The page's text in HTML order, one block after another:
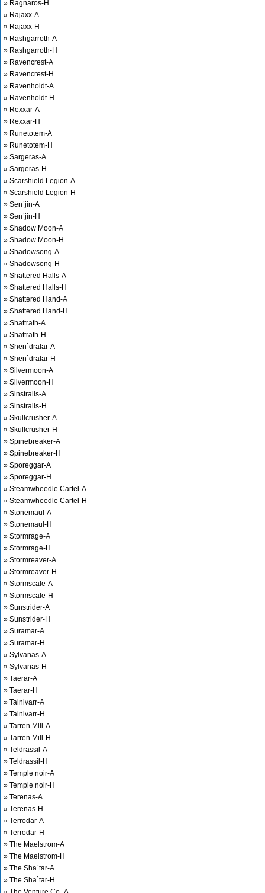
» Ragnaros-H
» Rajaxx-A
» Rajaxx-H
» Rashgarroth-A
» Rashgarroth-H
» Ravencrest-A
» Ravencrest-H
» Ravenholdt-A
» Ravenholdt-H
» Rexxar-A
» Rexxar-H
» Runetotem-A
» Runetotem-H
» Sargeras-A
» Sargeras-H
» Scarshield Legion-A
» Scarshield Legion-H
» Sen`jin-A
» Sen`jin-H
» Shadow Moon-A
» Shadow Moon-H
» Shadowsong-A
» Shadowsong-H
» Shattered Halls-A
» Shattered Halls-H
» Shattered Hand-A
» Shattered Hand-H
» Shattrath-A
» Shattrath-H
» Shen`dralar-A
» Shen`dralar-H
» Silvermoon-A
» Silvermoon-H
» Sinstralis-A
» Sinstralis-H
» Skullcrusher-A
» Skullcrusher-H
» Spinebreaker-A
» Spinebreaker-H
» Sporeggar-A
» Sporeggar-H
» Steamwheedle Cartel-A
» Steamwheedle Cartel-H
» Stonemaul-A
» Stonemaul-H
» Stormrage-A
» Stormrage-H
» Stormreaver-A
» Stormreaver-H
» Stormscale-A
» Stormscale-H
» Sunstrider-A
» Sunstrider-H
» Suramar-A
» Suramar-H
» Sylvanas-A
» Sylvanas-H
» Taerar-A
» Taerar-H
» Talnivarr-A
» Talnivarr-H
» Tarren Mill-A
» Tarren Mill-H
» Teldrassil-A
» Teldrassil-H
» Temple noir-A
» Temple noir-H
» Terenas-A
» Terenas-H
» Terrodar-A
» Terrodar-H
» The Maelstrom-A
» The Maelstrom-H
» The Sha`tar-A
» The Sha`tar-H